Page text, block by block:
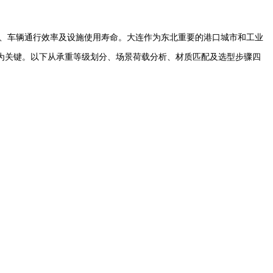
辆通行效率及设施使用寿命。大连作为东北重要的港口城市和工业
键。以下从承重等级划分、场景荷载分析、材质匹配及选型步骤四